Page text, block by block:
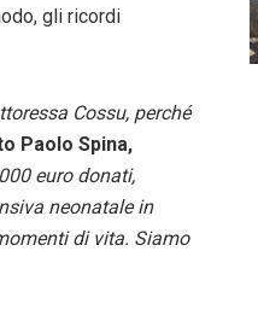
gli ricordi
Cossu, perché
Paolo Spina,
euro donati,
neonatale in
di vita. Siamo